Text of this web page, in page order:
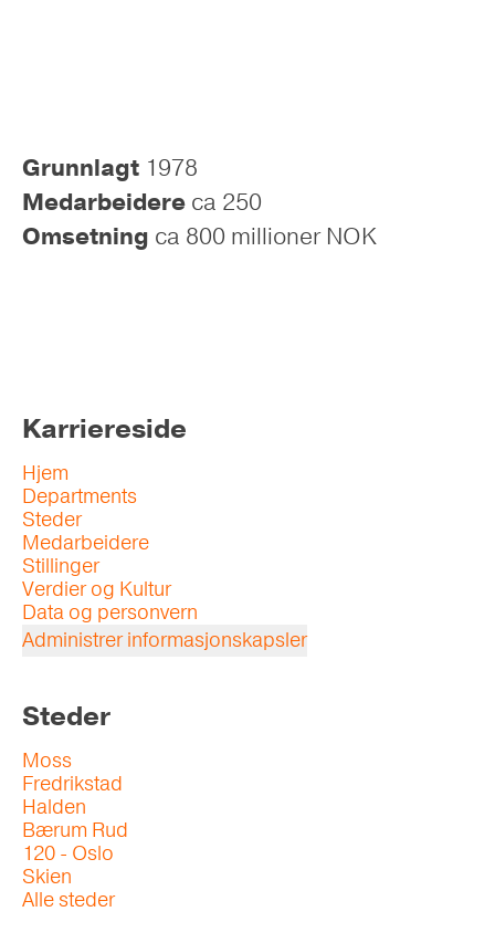
Grunnlagt 1978
Medarbeidere ca 250
Omsetning ca 800 millioner NOK
Karriereside
Hjem
Departments
Steder
Medarbeidere
Stillinger
Verdier og Kultur
Data og personvern
Administrer informasjonskapsler
Steder
Moss
Fredrikstad
Halden
Bærum Rud
120 - Oslo
Skien
Alle steder